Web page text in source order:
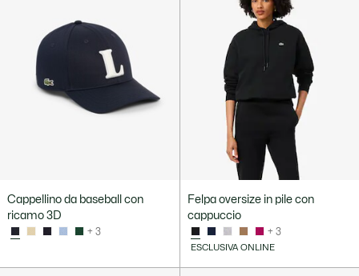
Cappellino da baseball con
ricamo 3D
+ 3
Felpa oversize in pile con
cappuccio
+ 3
ESCLUSIVA ONLINE